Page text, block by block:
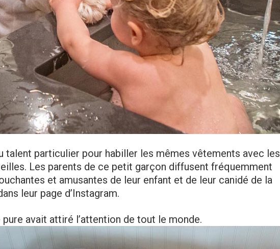
talent particulier pour habiller les mêmes vêtements avec les
Les parents de ce petit garçon diffusent fréquemment
et amusantes de leur enfant et de leur canidé de la
leur page d’Instagram.
avait attiré l’attention de tout le monde.